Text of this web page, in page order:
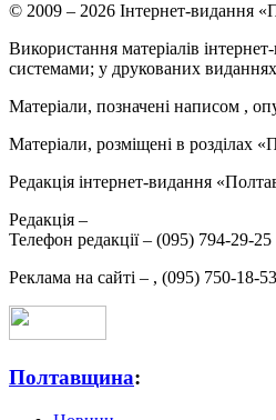
© 2009 – 2026 Інтернет-видання
Використання матеріалів
системами; у друкованих
Матеріали, позначені написом ,
Матеріали, розміщені в розділах
Редакція інтернет-видання
Редакція –
Телефон редакції – (095) 794-29-25
Реклама на сайті – , (095) 750-18-53
Полтавщина: